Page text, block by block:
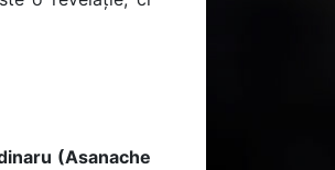
(Asanache